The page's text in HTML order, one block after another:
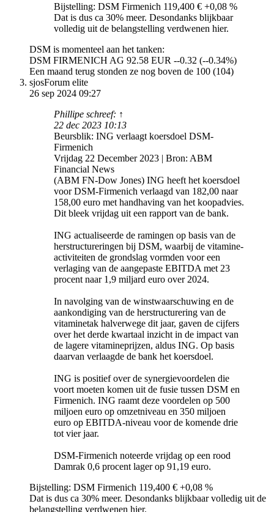
Bijstelling: DSM Firmenich 119,400 € +0,08 %
Dat is dus ca 30% meer. Desondanks blijkbaar
volledig uit de belangstelling verdwenen hier.
DSM is momenteel aan het tanken:
DSM FIRMENICH AG 92.58 EUR --0.32 (--0.34%)
Een maand terug stonden ze nog boven de 100 (104)
sjosForum elite
26 sep 2024 09:27
Phillipe schreef: ↑
22 dec 2023 10:13
Beursblik: ING verlaagt koersdoel DSM-
Firmenich
Vrijdag 22 December 2023 | Bron: ABM
Financial News
(ABM FN-Dow Jones) ING heeft het koersdoel
voor DSM-Firmenich verlaagd van 182,00 naar
158,00 euro met handhaving van het koopadvies.
Dit bleek vrijdag uit een rapport van de bank.
ING actualiseerde de ramingen op basis van de
herstructureringen bij DSM, waarbij de vitamine-
activiteiten de grondslag vormden voor een
verlaging van de aangepaste EBITDA met 23
procent naar 1,9 miljard euro over 2024.
In navolging van de winstwaarschuwing en de
aankondiging van de herstructurering van de
vitaminetak halverwege dit jaar, gaven de cijfers
over het derde kwartaal inzicht in de impact van
de lagere vitamineprijzen, aldus ING. Op basis
daarvan verlaagde de bank het koersdoel.
ING is positief over de synergievoordelen die
voort moeten komen uit de fusie tussen DSM en
Firmenich. ING raamt deze voordelen op 500
miljoen euro op omzetniveau en 350 miljoen
euro op EBITDA-niveau voor de komende drie
tot vier jaar.
DSM-Firmenich noteerde vrijdag op een rood
Damrak 0,6 procent lager op 91,19 euro.
Bijstelling: DSM Firmenich 119,400 € +0,08 %
Dat is dus ca 30% meer. Desondanks blijkbaar volledig uit de
belangstelling verdwenen hier.